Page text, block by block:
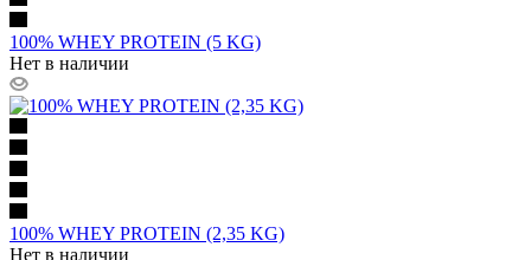
100% WHEY PROTEIN (5 KG)
Нет в наличии
100% WHEY PROTEIN (2,35 KG)
Нет в наличии